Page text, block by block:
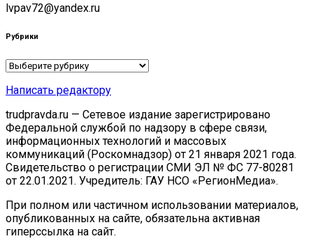
lvpav72@yandex.ru
Рубрики
Рубрики
Написать редактору
trudpravda.ru — Сетевое издание зарегистрировано
Федеральной службой по надзору в сфере связи,
информационных технологий и массовых
коммуникаций (Роскомнадзор) от 21 января 2021 года.
Свидетельство о регистрации СМИ ЭЛ № ФС 77-80281
от 22.01.2021. Учредитель: ГАУ НСО «РегионМедиа».
При полном или частичном использовании материалов,
опубликованных на сайте, обязательна активная
гиперссылка на сайт.